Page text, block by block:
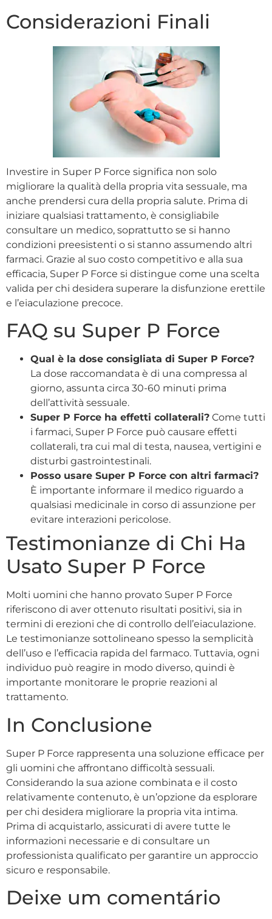
Considerazioni Finali
Investire in Super P Force significa non solo
migliorare la qualità della propria vita sessuale, ma
anche prendersi cura della propria salute. Prima di
iniziare qualsiasi trattamento, è consigliabile
consultare un medico, soprattutto se si hanno
condizioni preesistenti o si stanno assumendo altri
farmaci. Grazie al suo costo competitivo e alla sua
efficacia, Super P Force si distingue come una scelta
valida per chi desidera superare la disfunzione erettile
e l’eiaculazione precoce.
FAQ su Super P Force
Qual è la dose consigliata di Super P Force?
La dose raccomandata è di una compressa al
giorno, assunta circa 30-60 minuti prima
dell’attività sessuale.
Super P Force ha effetti collaterali? Come tutti
i farmaci, Super P Force può causare effetti
collaterali, tra cui mal di testa, nausea, vertigini e
disturbi gastrointestinali.
Posso usare Super P Force con altri farmaci?
È importante informare il medico riguardo a
qualsiasi medicinale in corso di assunzione per
evitare interazioni pericolose.
Testimonianze di Chi Ha
Usato Super P Force
Molti uomini che hanno provato Super P Force
riferiscono di aver ottenuto risultati positivi, sia in
termini di erezioni che di controllo dell’eiaculazione.
Le testimonianze sottolineano spesso la semplicità
dell’uso e l’efficacia rapida del farmaco. Tuttavia, ogni
individuo può reagire in modo diverso, quindi è
importante monitorare le proprie reazioni al
trattamento.
In Conclusione
Super P Force rappresenta una soluzione efficace per
gli uomini che affrontano difficoltà sessuali.
Considerando la sua azione combinata e il costo
relativamente contenuto, è un’opzione da esplorare
per chi desidera migliorare la propria vita intima.
Prima di acquistarlo, assicurati di avere tutte le
informazioni necessarie e di consultare un
professionista qualificato per garantire un approccio
sicuro e responsabile.
Deixe um comentário